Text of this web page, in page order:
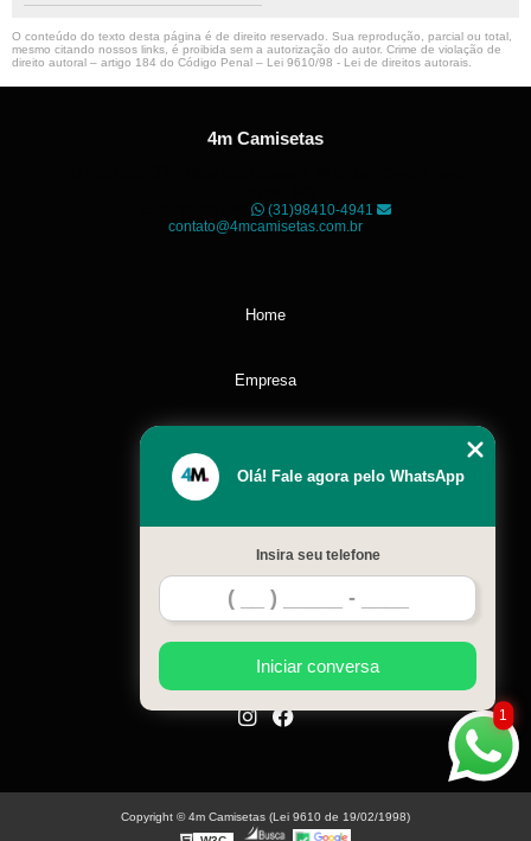
O conteúdo do texto desta página é de direito reservado. Sua reprodução, parcial ou total,
mesmo citando nossos links, é proibida sem a autorização do autor. Crime de violação de
direito autoral – artigo 184 do Código Penal – Lei 9610/98 - Lei de direitos autorais
4m Camisetas
(31)98410-4941
contato@4mcamisetas.com.br
Home
Empresa
Contato
Mapa do site
1
Olá! Fale agora pelo WhatsApp
Insira seu telefone
Iniciar conversa
Copyright © 4m Camisetas (Lei 9610 de 19/02/1998)